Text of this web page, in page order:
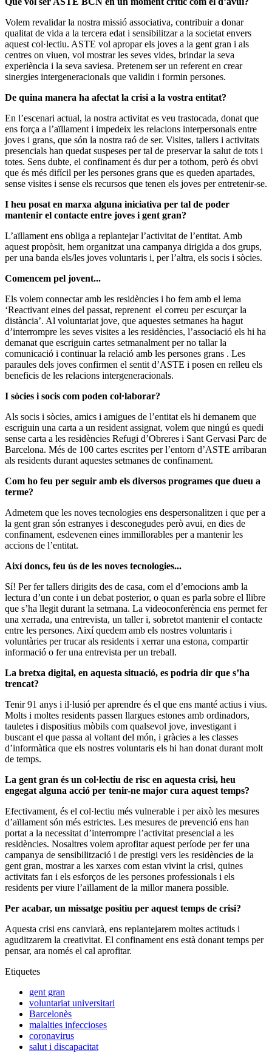
Volem revalidar la nostra missió associativa, contribuir a donar
qualitat de vida a la tercera edat i sensibilitzar a la societat envers
aquest col·lectiu. ASTE vol apropar els joves a la gent gran i als
centres on viuen, vol mostrar les seves vides, brindar la seva
experiència i la seva saviesa. Pretenem ser un referent en crear
sinergies intergeneracionals que validin i formin persones.
De quina manera ha afectat la crisi a la vostra entitat?
En l’escenari actual, la nostra activitat es veu trastocada, donat que
ens força a l’aïllament i impedeix les relacions interpersonals entre
joves i grans, que són la nostra raó de ser. Visites, tallers i activitats
presencials han quedat suspeses per tal de preservar la salut de tots i
totes. Sens dubte, el confinament és dur per a tothom, però és obvi
que és més difícil per les persones grans que es queden apartades,
sense visites i sense els recursos que tenen els joves per entretenir-se.
I heu posat en marxa alguna iniciativa per tal de poder
mantenir el contacte entre joves i gent gran?
L’aïllament ens obliga a replantejar l’activitat de l’entitat. Amb
aquest propòsit, hem organitzat una campanya dirigida a dos grups,
per una banda els/les joves voluntaris i, per l’altra, els socis i sòcies.
Comencem pel jovent...
Els volem connectar amb les residències i ho fem amb el lema
‘Reactivant eines del passat, reprenent el correu per escurçar la
distància’. Al voluntariat jove, que aquestes setmanes ha hagut
d’interrompre les seves visites a les residències, l’associació els hi ha
demanat que escriguin cartes setmanalment per no tallar la
comunicació i continuar la relació amb les persones grans . Les
paraules dels joves confirmen el sentit d’ASTE i posen en relleu els
beneficis de les relacions intergeneracionals.
I sòcies i socis com poden col·laborar?
Als socis i sòcies, amics i amigues de l’entitat els hi demanem que
escriguin una carta a un resident assignat, volem que ningú es quedi
sense carta a les residències Refugi d’Obreres i Sant Gervasi Parc de
Barcelona. Més de 100 cartes escrites per l’entorn d’ASTE arribaran
als residents durant aquestes setmanes de confinament.
Com ho feu per seguir amb els diversos programes que dueu a
terme?
Admetem que les noves tecnologies ens despersonalitzen i que per a
la gent gran són estranyes i desconegudes però avui, en dies de
confinament, esdevenen eines immillorables per a mantenir les
accions de l’entitat.
Així doncs, feu ús de les noves tecnologies...
Sí! Per fer tallers dirigits des de casa, com el d’emocions amb la
lectura d’un conte i un debat posterior, o quan es parla sobre el llibre
que s’ha llegit durant la setmana. La videoconferència ens permet fer
una xerrada, una entrevista, un taller i, sobretot mantenir el contacte
entre les persones. Així quedem amb els nostres voluntaris i
voluntàries per trucar als residents i xerrar una estona, compartir
informació o fer una entrevista per un treball.
La bretxa digital, en aquesta situació, es podria dir que s’ha
trencat?
Tenir 91 anys i il·lusió per aprendre és el que ens manté actius i vius.
Molts i moltes residents passen llargues estones amb ordinadors,
tauletes i dispositius mòbils com qualsevol jove, investigant i
buscant el que passa al voltant del món, i gràcies a les classes
d’informàtica que els nostres voluntaris els hi han donat durant molt
de temps.
La gent gran és un col·lectiu de risc en aquesta crisi, heu
engegat alguna acció per tenir-ne major cura aquest temps?
Efectivament, és el col·lectiu més vulnerable i per això les mesures
d’aïllament són més estrictes. Les mesures de prevenció ens han
portat a la necessitat d’interrompre l’activitat presencial a les
residències. Nosaltres volem aprofitar aquest període per fer una
campanya de sensibilització i de prestigi vers les residències de la
gent gran, mostrar a les xarxes com estan vivint la crisi, quines
activitats fan i els esforços de les persones professionals i els
residents per viure l’aïllament de la millor manera possible.
Per acabar, un missatge positiu per aquest temps de crisi?
Aquesta crisi ens canviarà, ens replantejarem moltes actituds i
aguditzarem la creativitat. El confinament ens està donant temps per
pensar, ara només el cal aprofitar.
Etiquetes
gent gran
voluntariat universitari
Barcelonès
malalties infeccioses
coronavirus
salut i discapacitat